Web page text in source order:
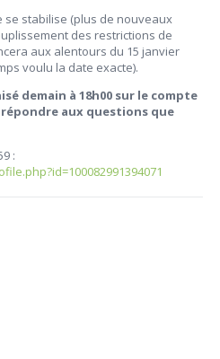
se stabilise (plus de nouveaux
des restrictions de
aux alentours du 15 janvier
voulu la date exacte).
demain à 18h00 sur le compte
répondre aux questions que
: